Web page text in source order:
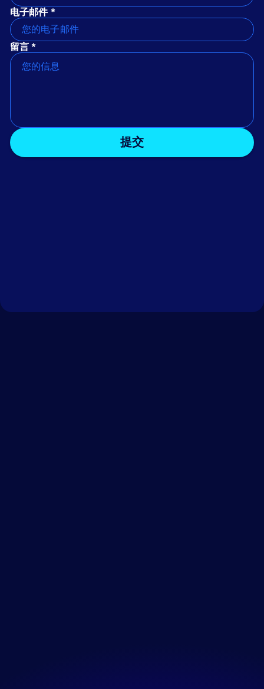
电子邮件 *
留言 *
提交